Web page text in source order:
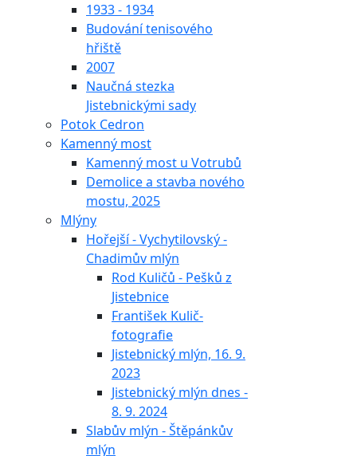
1933 - 1934
Budování tenisového
hřiště
2007
Naučná stezka
Jistebnickými sady
Potok Cedron
Kamenný most
Kamenný most u Votrubů
Demolice a stavba nového
mostu, 2025
Mlýny
Hořejší - Vychytilovský -
Chadimův mlýn
Rod Kuličů - Pešků z
Jistebnice
František Kulič-
fotografie
Jistebnický mlýn, 16. 9.
2023
Jistebnický mlýn dnes -
8. 9. 2024
Slabův mlýn - Štěpánkův
mlýn